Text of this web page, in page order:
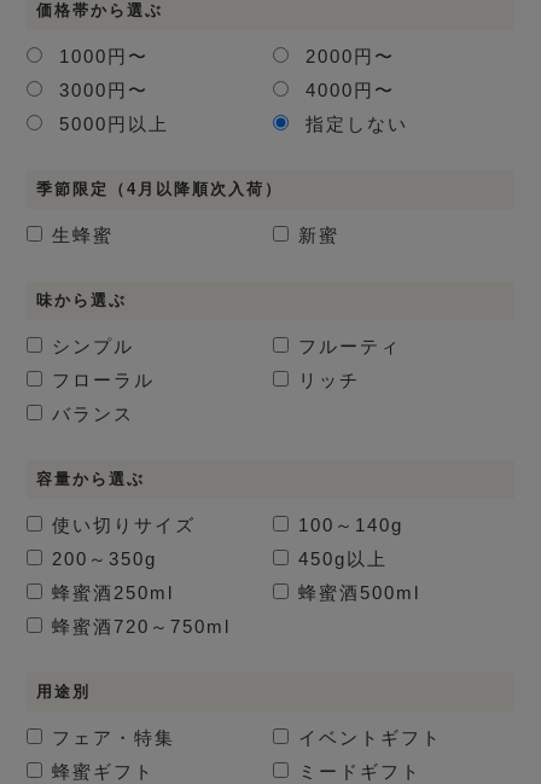
価格帯から選ぶ
1000円〜
2000円〜
3000円〜
4000円〜
5000円以上
指定しない
季節限定（4月以降順次入荷）
生蜂蜜 新蜜
味から選ぶ
シンプル
フルーティ
フローラル
リッチ
バランス
容量から選ぶ
使い切りサイズ
100～140g
200～350g
450g以上
蜂蜜酒 250ml 蜂蜜酒 500ml
蜂蜜酒720～750ml
用途別
フェア・特集
イベントギフト
蜂蜜ギフト
ミードギフト